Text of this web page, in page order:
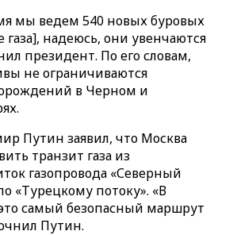
мы ведем 540 новых буровых
газа], надеюсь, они увенчаются
президент. По его словам,
не ограничиваются
в Черном и
Путин заявил, что Москва
транзит газа из
газопровода «Северный
«Турецкому потоку». «В
самый безопасный маршрут
Путин.